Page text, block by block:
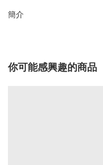
簡介
你可能感興趣的商品